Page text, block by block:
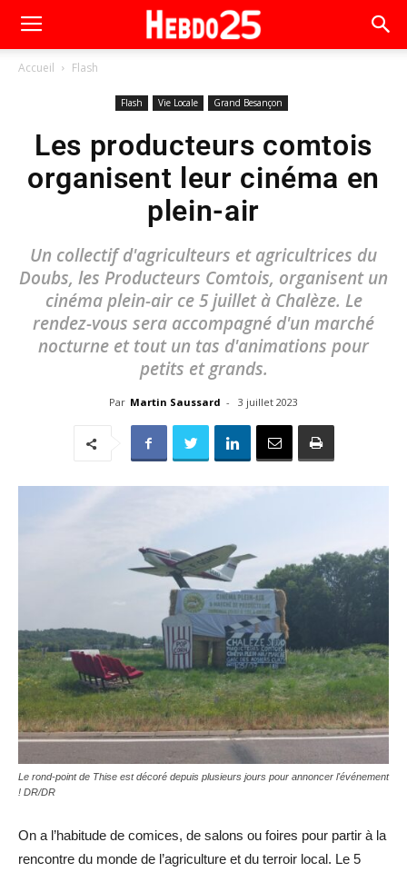
Accueil Flash
Flash Vie Locale Grand Besançon
Les producteurs comtois
organisent leur cinéma en
plein-air
Un collectif d'agriculteurs et agricultrices du
Doubs, les Producteurs Comtois, organisent un
cinéma plein-air ce 5 juillet à Chalèze. Le
rendez-vous sera accompagné d'un marché
nocturne et tout un tas d'animations pour
petits et grands.
Par Martin Saussard - 3 juillet 2023
Le rond-point de Thise est décoré depuis plusieurs jours pour annoncer l'événement
! DR/DR
On a l’habitude de comices, de salons ou foires pour partir à la
rencontre du monde de l’agriculture et du terroir local. Le 5